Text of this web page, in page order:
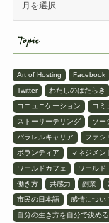
Topic
Art of Hosting Facebook
Twitter
わたしのはたらき
コニュニケーション
コミ
ストーリーテリング
ソー
パラレルキャリア
ファシ
ボランティア
マネジメン
ワールドカフェ
ワールド
働き方
共感力 副業
市民の日本語
感情につい
自分の生き方を自分で決める